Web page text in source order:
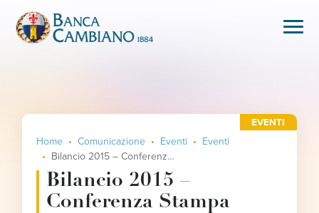
Home Comunicazione Eventi
Eventi
Bilancio 2015 – Conferenza Stampa
Bilancio 2015 –
Conferenza Stampa
EVENTI